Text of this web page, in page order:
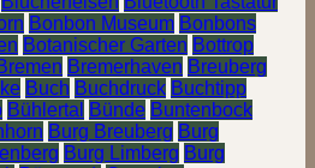
Bonbon Museum Bonbons
Botanischer Garten Bottrop
Bremerhaven Breuberg
Buch Buchdruck Buchtipp
Bühlertal Bünde Buntenbock
Burg Breuberg Burg
Burg Limberg Burg